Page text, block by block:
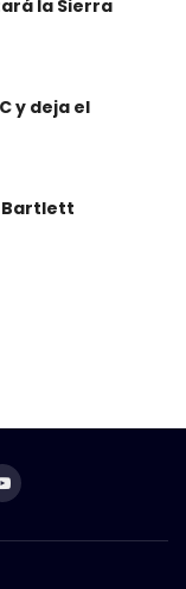
la Sierra
y deja el
Bartlett